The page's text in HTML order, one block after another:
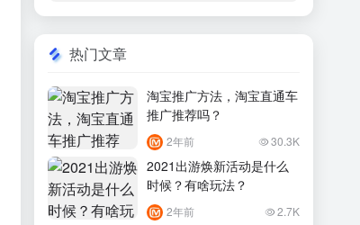
热门文章
淘宝推广方法，淘宝直通车
推广推荐吗？
2年前 30.3K
2021出游焕新活动是什么
时候？有啥玩法？
2年前 2.7K